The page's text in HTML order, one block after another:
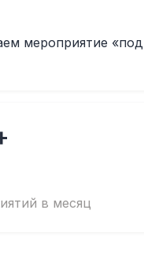
мероприятие «под
в месяц